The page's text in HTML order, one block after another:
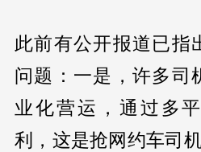
此前有公开报道已指
问题：一是，许多司
业化营运，通过多
利，这是抢网约车司